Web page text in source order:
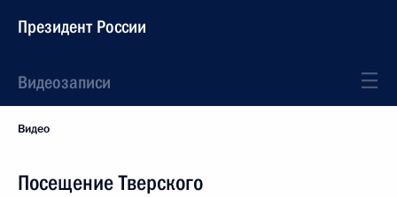
Президент России
Видеозаписи
Видео
Посещение Тверского